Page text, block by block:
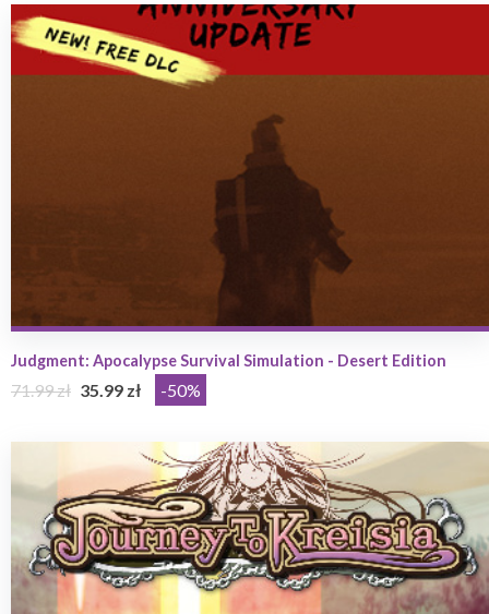
Judgment: Apocalypse Survival Simulation - Desert Edition
71.99 zł 35.99 zł -50%